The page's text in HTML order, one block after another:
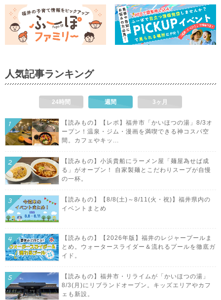
人気記事ランキング
24時間 週間 3ヶ月
【読みもの】【レポ】福井市「かいほつの湯」8/3オ
ープン！温泉・ジム・漫画を満喫できる神コスパ空
間。カフェやキッ...
【読みもの】小浜貴船にラーメン屋「麺屋為せば成
る」がオープン！ 自家製麺とこだわりスープが自慢
の一杯。
【読みもの】【8/8(土)～8/11(火・祝)】福井県内の
イベントまとめ
【読みもの】【2026年版】福井のレジャープールま
とめ。ウォータースライダー＆流れるプールを徹底ガ
イド。
【読みもの】福井市・リライムが「かいほつの湯」
8/3(月)にリブランドオープン。キッズエリアやカフ
ェも新設。